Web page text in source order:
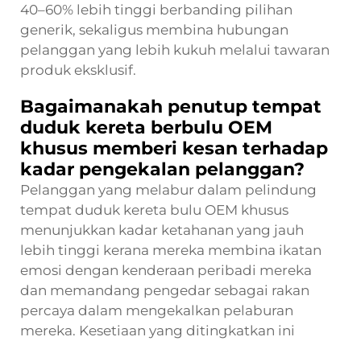
40–60% lebih tinggi berbanding pilihan
generik, sekaligus membina hubungan
pelanggan yang lebih kukuh melalui tawaran
produk eksklusif.
Bagaimanakah penutup tempat
duduk kereta berbulu OEM
khusus memberi kesan terhadap
kadar pengekalan pelanggan?
Pelanggan yang melabur dalam pelindung
tempat duduk kereta bulu OEM khusus
menunjukkan kadar ketahanan yang jauh
lebih tinggi kerana mereka membina ikatan
emosi dengan kenderaan peribadi mereka
dan memandang pengedar sebagai rakan
percaya dalam mengekalkan pelaburan
mereka. Kesetiaan yang ditingkatkan ini